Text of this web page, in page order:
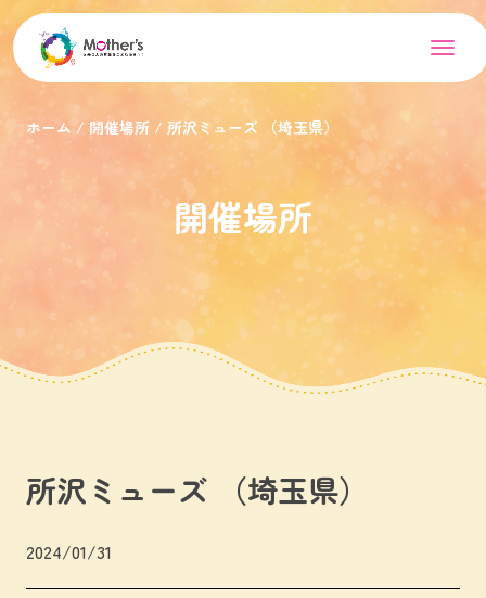
ホーム 開催場所 所沢ミューズ （埼玉県）
開催場所
所沢ミューズ （埼玉県）
2024/01/31